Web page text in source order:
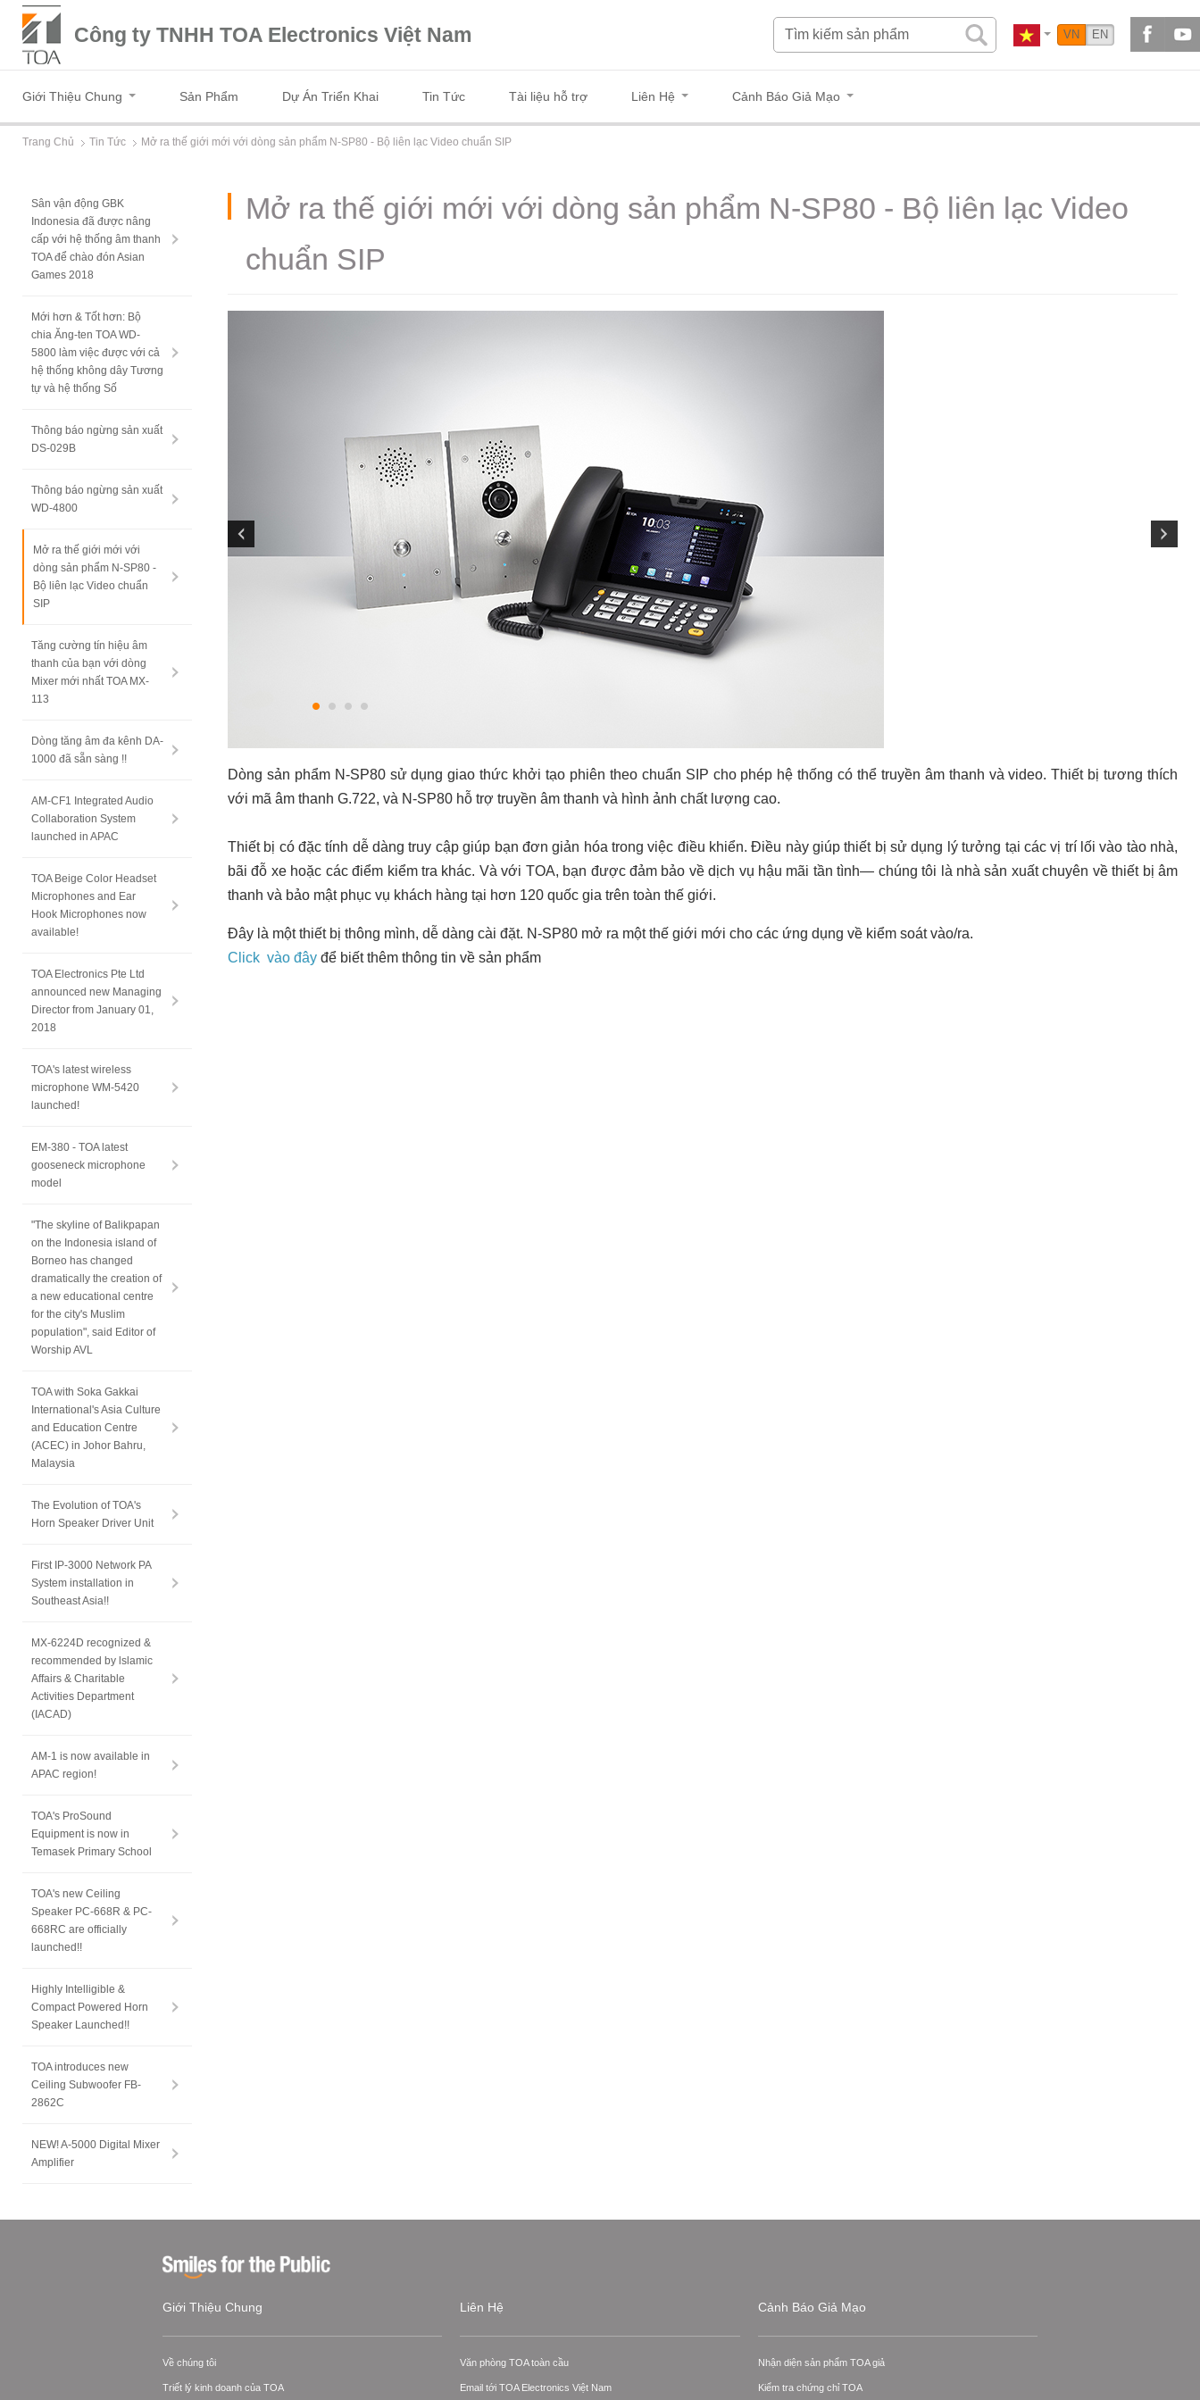
Công ty TNHH TOA Electronics Việt Nam VN EN
Giới Thiệu Chung Sản Phẩm Dự Án Triển Khai Tin Tức Tài liệu hỗ trợ Liên Hệ Cảnh Báo Giả Mạo
Trang Chủ Tin Tức Mở ra thế giới mới với dòng sản phẩm N-SP80 - Bộ liên lạc Video chuẩn SIP
Mở ra thế giới mới với dòng sản phẩm N-SP80 - Bộ liên lạc Video
chuẩn SIP
Dòng sản phẩm N-SP80 sử dụng giao thức khởi tạo phiên theo chuẩn SIP cho phép hệ thống có thể truyền âm thanh và video. Thiết bị tương thích
với mã âm thanh G.722, và N-SP80 hỗ trợ truyền âm thanh và hình ảnh chất lượng cao.
Thiết bị có đặc tính dễ dàng truy cập giúp bạn đơn giản hóa trong việc điều khiển. Điều này giúp thiết bị sử dụng lý tưởng tại các vị trí lối vào tào nhà,
bãi đỗ xe hoặc các điểm kiểm tra khác. Và với TOA, bạn được đảm bảo về dịch vụ hậu mãi tần tình— chúng tôi là nhà sản xuất chuyên về thiết bị âm
thanh và bảo mật phục vụ khách hàng tại hơn 120 quốc gia trên toàn thế giới.
Đây là một thiết bị thông mình, dễ dàng cài đặt. N-SP80 mở ra một thế giới mới cho các ứng dụng về kiểm soát vào/ra.
Click vào đây để biết thêm thông tin về sản phẩm
Sân vận động GBK
Indonesia đã được nâng
cấp với hệ thống âm thanh
TOA để chào đón Asian
Games 2018
Mới hơn & Tốt hơn: Bộ
chia Ăng-ten TOA WD-
5800 làm việc được với cả
hệ thống không dây Tương
tự và hệ thống Số
Thông báo ngừng sản xuất
DS-029B
Thông báo ngừng sản xuất
WD-4800
Mở ra thế giới mới với
dòng sản phẩm N-SP80 -
Bộ liên lạc Video chuẩn
SIP
Tăng cường tín hiệu âm
thanh của bạn với dòng
Mixer mới nhất TOA MX-
113
Dòng tăng âm đa kênh DA-
1000 đã sẵn sàng !!
AM-CF1 Integrated Audio
Collaboration System
launched in APAC
TOA Beige Color Headset
Microphones and Ear
Hook Microphones now
available!
TOA Electronics Pte Ltd
announced new Managing
Director from January 01,
2018
TOA's latest wireless
microphone WM-5420
launched!
EM-380 - TOA latest
gooseneck microphone
model
"The skyline of Balikpapan
on the Indonesia island of
Borneo has changed
dramatically the creation of
a new educational centre
for the city's Muslim
population", said Editor of
Worship AVL
TOA with Soka Gakkai
International's Asia Culture
and Education Centre
(ACEC) in Johor Bahru,
Malaysia
The Evolution of TOA's
Horn Speaker Driver Unit
First IP-3000 Network PA
System installation in
Southeast Asia!!
MX-6224D recognized &
recommended by lslamic
Affairs & Charitable
Activities Department
(IACAD)
AM-1 is now available in
APAC region!
TOA's ProSound
Equipment is now in
Temasek Primary School
TOA's new Ceiling
Speaker PC-668R & PC-
668RC are officially
launched!!
Highly Intelligible &
Compact Powered Horn
Speaker Launched!!
TOA introduces new
Ceiling Subwoofer FB-
2862C
NEW! A-5000 Digital Mixer
Amplifier
Giới Thiệu Chung
Về chúng tôi
Triết lý kinh doanh của TOA
Liên Hệ
Văn phòng TOA toàn cầu
Email tới TOA Electronics Việt Nam
Cảnh Báo Giả Mạo
Nhận diện sản phẩm TOA giả
Kiểm tra chứng chỉ TOA